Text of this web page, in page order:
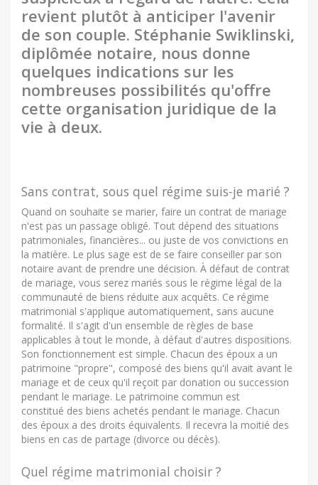
revient plutôt à anticiper l'avenir
de son couple. Stéphanie Swiklinski,
diplômée notaire, nous donne
quelques indications sur les
nombreuses possibilités qu'offre
cette organisation juridique de la
vie à deux.
Sans contrat, sous quel régime suis-je marié ?
Quand on souhaite se marier, faire un contrat de mariage
n'est pas un passage obligé. Tout dépend des situations
patrimoniales, financières... ou juste de vos convictions en
la matière. Le plus sage est de se faire conseiller par son
notaire avant de prendre une décision. À défaut de contrat
de mariage, vous serez mariés sous le régime légal de la
communauté de biens réduite aux acquêts. Ce régime
matrimonial s'applique automatiquement, sans aucune
formalité. Il s'agit d'un ensemble de règles de base
applicables à tout le monde, à défaut d'autres dispositions.
Son fonctionnement est simple. Chacun des époux a un
patrimoine "propre", composé des biens qu'il avait avant le
mariage et de ceux qu'il reçoit par donation ou succession
pendant le mariage. Le patrimoine commun est
constitué des biens achetés pendant le mariage. Chacun
des époux a des droits équivalents. Il recevra la moitié des
biens en cas de partage (divorce ou décès).
Quel régime matrimonial choisir ?